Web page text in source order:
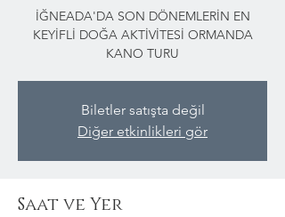
İĞNEADA'DA SON DÖNEMLERİN EN
KEYİFLİ DOĞA AKTİVİTESİ ORMANDA
KANO TURU
Biletler satışta değil
Diğer etkinlikleri gör
Saat ve Yer